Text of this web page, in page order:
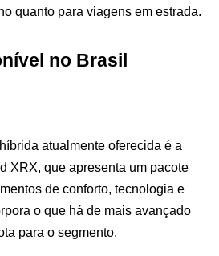
quanto para viagens em estrada.
no Brasil
atualmente oferecida é a
XRX, que apresenta um pacote
de conforto, tecnologia e
o que há de mais avançado
para o segmento.